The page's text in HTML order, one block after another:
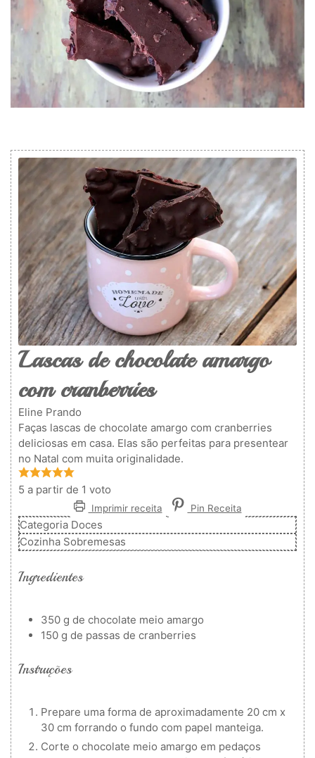
Lascas de chocolate amargo
com cranberries
Eline Prando
Faças lascas de chocolate amargo com cranberries
deliciosas em casa. Elas são perfeitas para presentear
no Natal com muita originalidade.
5 a partir de 1 voto
Imprimir receita Pin Receita
Categoria Doces
Cozinha Sobremesas
Ingredientes
350 g de chocolate meio amargo
150 g de passas de cranberries
Instruções
Prepare uma forma de aproximadamente 20 cm x
30 cm forrando o fundo com papel manteiga.
Corte o chocolate meio amargo em pedaços